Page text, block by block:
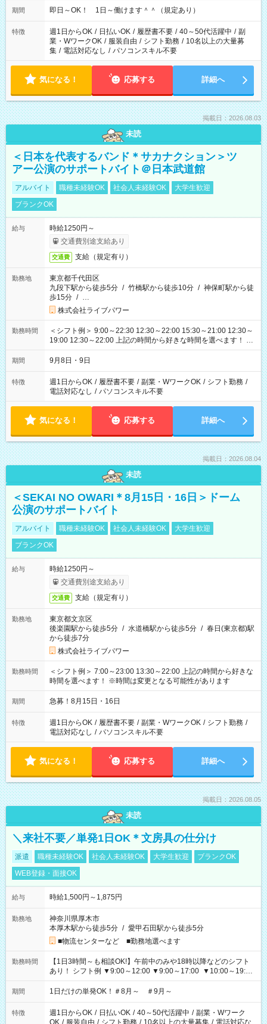
期間 即日～OK！ 1日～働けます＾＾（規定あり）
特徴 週1日からOK / 日払いOK / 履歴書不要 / 40～50代活躍中 / 副
業・WワークOK / 服装自由 / シフト勤務 / 10名以上の大量募
集 / 電話対応なし / パソコンスキル不要
気になる！ 応募する 詳細へ
掲載日：2026.08.03
未読
＜日本を代表するバンド＊サカナクション＞ツ
アー公演のサポートバイト＠日本武道館
アルバイト 職種未経験OK 社会人未経験OK
大学生歓迎
ブランクOK
給与
時給1250円～
交通費別途支給あり
交通費 支給（規定有り）
勤務地
東京都千代田区
九段下駅から徒歩5分 / 竹橋駅から徒歩10分 / 神保町駅から徒
歩15分 / …
株式会社ライブパワー
勤務時間
＜シフト例＞ 9:00～22:30 12:30～22:00 15:30～21:00 12:30～
19:00 12:30～22:00 上記の時間から好きな時間を選べます！ ※
時間は変更となる可能性があります
期間 9月8日・9日
特徴 週1日からOK / 履歴書不要 / 副業・WワークOK / シフト勤務 /
電話対応なし / パソコンスキル不要
気になる！ 応募する 詳細へ
掲載日：2026.08.04
未読
＜SEKAI NO OWARI＊8月15日・16日＞ドーム
公演のサポートバイト
アルバイト 職種未経験OK 社会人未経験OK
大学生歓迎
ブランクOK
給与
時給1250円～
交通費別途支給あり
交通費 支給（規定有り）
勤務地
東京都文京区
後楽園駅から徒歩5分 / 水道橋駅から徒歩5分 / 春日(東京都)駅
から徒歩7分
株式会社ライブパワー
勤務時間
＜シフト例＞ 7:00～23:00 13:30～22:00 上記の時間から好きな
時間を選べます！ ※時間は変更となる可能性があります
期間 急募！8月15日・16日
特徴 週1日からOK / 履歴書不要 / 副業・WワークOK / シフト勤務 /
電話対応なし / パソコンスキル不要
気になる！ 応募する 詳細へ
掲載日：2026.08.05
未読
＼来社不要／単発1日OK＊文房具の仕分け
派遣 職種未経験OK 社会人未経験OK 大学生歓迎
ブランクOK
WEB登録・面接OK
給与 時給1,500円～1,875円
勤務地
神奈川県厚木市
本厚木駅から徒歩5分 / 愛甲石田駅から徒歩5分
■物流センターなど ■勤務地選べます
勤務時間
【1日3時間～も相談OK!】午前中のみや18時以降などのシフト
あり！ シフト例 ▼9:00～12:00 ▼9:00～17:00 ▼10:00～19:00
▼18:00～21:00
期間 1日だけの単発OK！＃8月～ ＃9月～
特徴 週1日からOK / 日払いOK / 40～50代活躍中 / 副業・Wワーク
OK / 服装自由 / シフト勤務 / 10名以上の大量募集 / 電話対応な